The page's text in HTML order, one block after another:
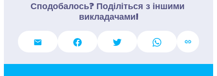
Сподобалось? Поділіться з іншими
викладачами!